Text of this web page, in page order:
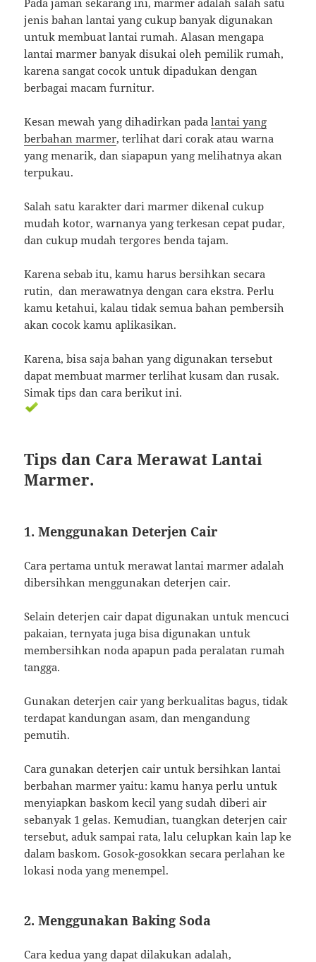
jenis bahan lantai yang cukup banyak digunakan
untuk membuat lantai rumah. Alasan mengapa
lantai marmer banyak disukai oleh pemilik rumah,
karena sangat cocok untuk dipadukan dengan
berbagai macam furnitur.
Kesan mewah yang dihadirkan padalantai yang
berbahan marmer, terlihat dari corak atau warna
yang menarik, dan siapapun yang melihatnya akan
terpukau.
Salah satu karakter dari marmer dikenal cukup
mudah kotor, warnanya yang terkesan cepat pudar,
dan cukup mudah tergores benda tajam.
Karena sebab itu, kamu harus bersihkan secara
rutin, dan merawatnya dengan cara ekstra. Perlu
kamu ketahui, kalau tidak semua bahan pembersih
akan cocok kamu aplikasikan.
Karena, bisa saja bahan yang digunakan tersebut
dapat membuat marmer terlihat kusam dan rusak.
Simak tips dan cara berikut ini.
Tips dan Cara Merawat Lantai
Marmer.
1. Menggunakan Deterjen Cair
Cara pertama untuk merawat lantai marmer adalah
dibersihkan menggunakan deterjen cair.
Selain deterjen cair dapat digunakan untuk mencuci
pakaian, ternyata juga bisa digunakan untuk
membersihkan noda apapun pada peralatan rumah
tangga.
Gunakan deterjen cair yang berkualitas bagus, tidak
terdapat kandungan asam, dan mengandung
pemutih.
Cara gunakan deterjen cair untuk bersihkan lantai
berbahan marmer yaitu: kamu hanya perlu untuk
menyiapkan baskom kecil yang sudah diberi air
sebanyak 1 gelas. Kemudian, tuangkan deterjen cair
tersebut, aduk sampai rata, lalu celupkan kain lap ke
dalam baskom. Gosok-gosokkan secara perlahan ke
lokasi noda yang menempel.
2. Menggunakan Baking Soda
Cara kedua yang dapat dilakukan adalah,